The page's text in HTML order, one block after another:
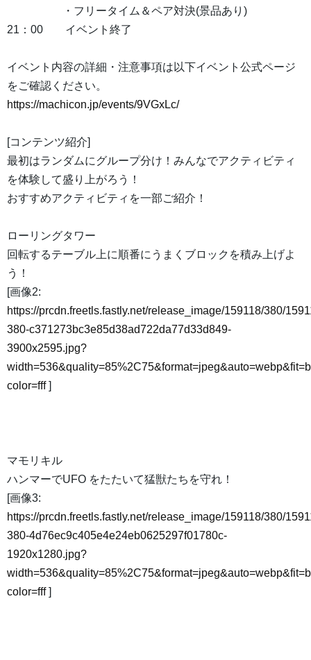
・フリータイム＆ペア対決(景品あり)
21：00 イベント終了
イベント内容の詳細・注意事項は以下イベント公式ページ
をご確認ください。
https://machicon.jp/events/9VGxLc/
[コンテンツ紹介]
最初はランダムにグループ分け！みんなでアクティビティ
を体験して盛り上がろう！
おすすめアクティビティを一部ご紹介！
ローリングタワー
回転するテーブル上に順番にうまくブロックを積み上げよ
う！
[画像2:
https://prcdn.freetls.fastly.net/release_image/159118/380/
380-c371273bc3e85d38ad722da77d33d849-
3900x2595.jpg?
color=fff]
マモリキル
ハンマーでUFO をたたいて猛獣たちを守れ！
[画像3:
https://prcdn.freetls.fastly.net/release_image/159118/380/
380-4d76ec9c405e4e24eb0625297f01780c-
1920x1280.jpg?
color=fff]